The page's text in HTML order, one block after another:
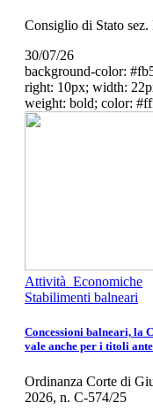
Consiglio di Stato
30/07/26
background-color:
right: 10px; width:
weight: bold; color:
Attività Economiche
Stabilimenti balneari
Concessioni balneari, la
vale anche per i titoli
Ordinanza Corte di
2026, n. C-574/25